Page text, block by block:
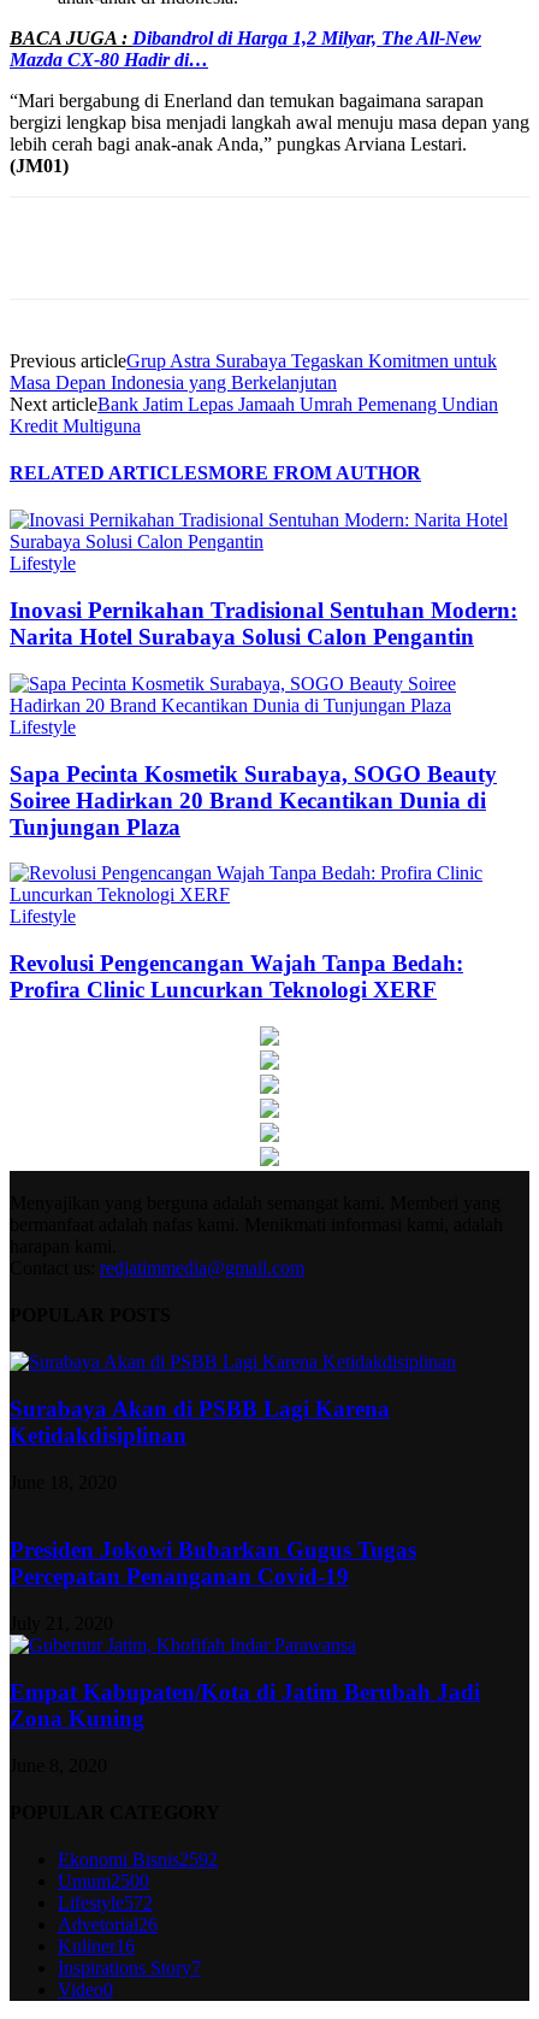
BACA JUGA : Dibandrol di Harga 1,2 Milyar, The All-New
Mazda CX-80 Hadir di…
“Mari bergabung di Enerland dan temukan bagaimana sarapan
bergizi lengkap bisa menjadi langkah awal menuju masa depan yang
lebih cerah bagi anak-anak Anda,” pungkas Arviana Lestari.
(JM01)
Previous articleGrup Astra Surabaya Tegaskan Komitmen untuk
Masa Depan Indonesia yang Berkelanjutan
Next articleBank Jatim Lepas Jamaah Umrah Pemenang Undian
Kredit Multiguna
RELATED ARTICLESMORE FROM AUTHOR
Lifestyle
Inovasi Pernikahan Tradisional Sentuhan Modern:
Narita Hotel Surabaya Solusi Calon Pengantin
Lifestyle
Sapa Pecinta Kosmetik Surabaya, SOGO Beauty
Soiree Hadirkan 20 Brand Kecantikan Dunia di
Tunjungan Plaza
Lifestyle
Revolusi Pengencangan Wajah Tanpa Bedah:
Profira Clinic Luncurkan Teknologi XERF
redjatimmedia@gmail.com
Surabaya Akan di PSBB Lagi Karena
Ketidakdisiplinan
Presiden Jokowi Bubarkan Gugus Tugas
Percepatan Penanganan Covid-19
Empat Kabupaten/Kota di Jatim Berubah Jadi
Zona Kuning
Ekonomi Bisnis2592
Umum2500
Lifestyle572
Advetorial26
Kuliner16
Inspirations Story7
Video0